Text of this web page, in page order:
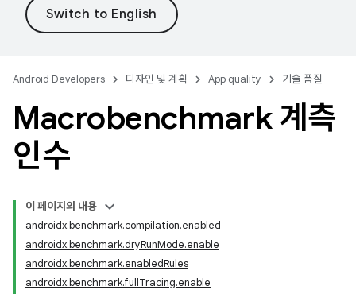
Android Developers 디자인 및 계획 App quality 기술 품질
Macrobenchmark 계측
인수
이 페이지의 내용
androidx.benchmark.compilation.enabled
androidx.benchmark.dryRunMode.enable
androidx.benchmark.enabledRules
androidx.benchmark.fullTracing.enable